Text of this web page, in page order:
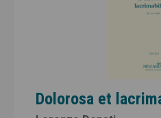
Dolorosa et